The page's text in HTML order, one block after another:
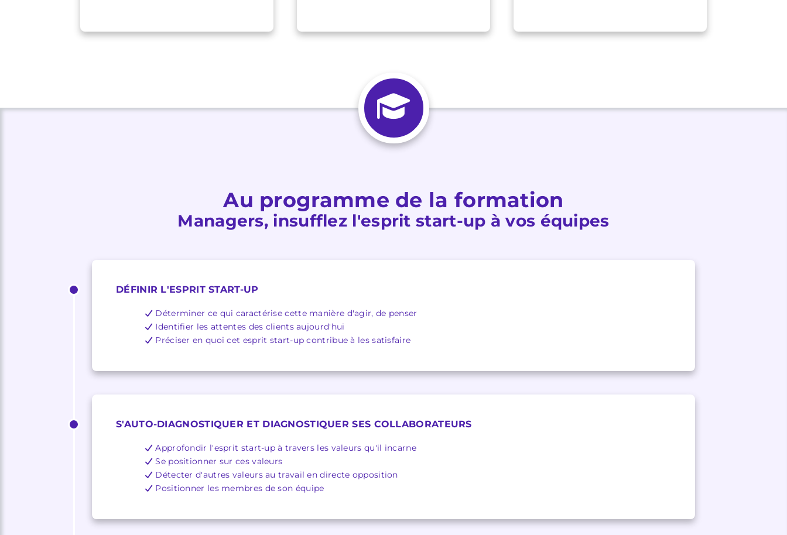
Au programme de la formation
Managers, insufflez l'esprit start-up à vos équipes
DÉFINIR L'ESPRIT START-UP
Déterminer ce qui caractérise cette manière d'agir, de penser
Identifier les attentes des clients aujourd'hui
Préciser en quoi cet esprit start-up contribue à les satisfaire
S'AUTO-DIAGNOSTIQUER ET DIAGNOSTIQUER SES COLLABORATEURS
Approfondir l'esprit start-up à travers les valeurs qu'il incarne
Se positionner sur ces valeurs
Détecter d'autres valeurs au travail en directe opposition
Positionner les membres de son équipe